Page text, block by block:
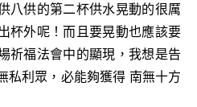
八供的第二杯供水晃動的很厲
杯外呢！而且要晃動也應該要
祈福法會中的顯現，我想是告
私利眾，必能夠獲得 南無十方